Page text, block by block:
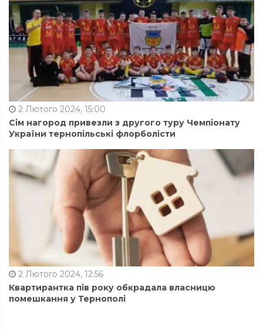
2 Лютого 2024, 15:00
Сім нагород привезли з другого туру Чемпіонату
України тернопільські флорболісти
2 Лютого 2024, 12:56
Квартирантка пів року обкрадала власницю
помешкання у Тернополі